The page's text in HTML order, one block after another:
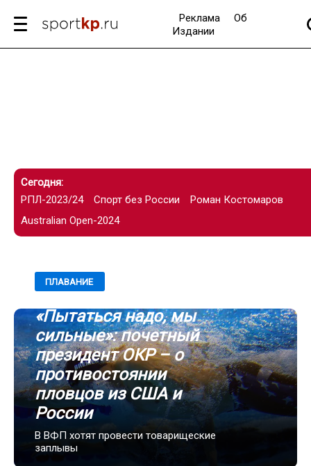
Реклама
Об
Издании
Сегодня:
РПЛ-2023/24
Спорт без России
Роман Костомаров
Australian Open-2024
ПЛАВАНИЕ
«Пытаться надо, мы
сильные»: почетный
президент ОКР – о
противостоянии
пловцов из США и
России
В ВФП хотят провести товарищеские
заплывы